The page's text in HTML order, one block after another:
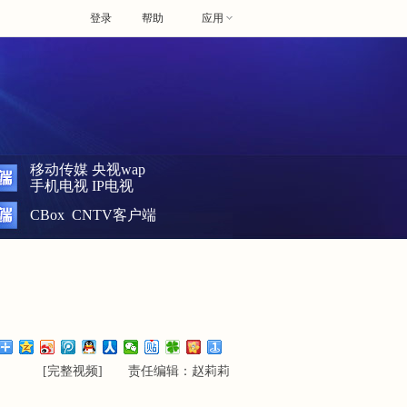
帮助 应用
登录
移动传媒 央视wap
手机电视 IP电视
CBox CNTV客户端
[完整视频] 责任编辑：赵莉莉